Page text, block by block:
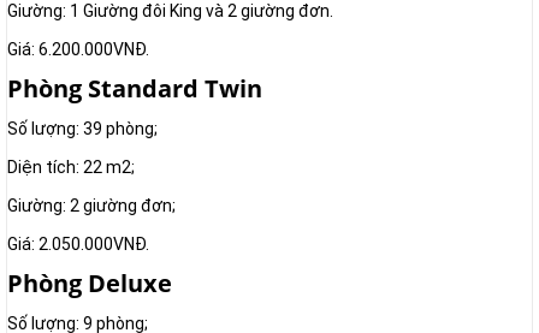
Giường: 1 Giường đôi King và 2 giường đơn.
Giá: 6.200.000VNĐ.
Phòng Standard Twin
Số lượng: 39 phòng;
Diện tích: 22 m2;
Giường: 2 giường đơn;
Giá: 2.050.000VNĐ.
Phòng Deluxe
Số lượng: 9 phòng;